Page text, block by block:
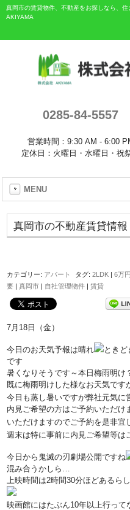
真岡市の賃貸物件、不動産をお探しなら、
AKIYAMA
0285-84-5557
営業時間：9:30 AM - 6:00
定休日：火曜日・水曜日・祝
MENU
真岡市の不動産賃貸情
カテゴリー: アパート タグ:2LDK |6万
要 |真岡市 | 自社管理物件 |賃貸
7月18日（金）
今日のお天気予報は晴れ ときど
です
暑くなりそうです～本日梅雨明け
既に梅雨明けした様なお天気です
今日も蒸し暑いですが弊社元気に
内見ご希望の方はご予約いただけ
いただけますのでご予約を是非宜
週末は特に事前に内見ご希望等は
今日から鬼滅の刃劇場公開ですね
混み合うかしら…
上映時間は2時間30分ほどあるら
映画館にはたぶん10年以上行っ